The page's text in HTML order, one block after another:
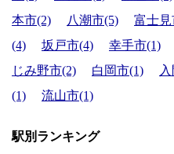
本市(2)
八潮市(5) 富士見
(4)
坂戸市(4) 幸手市(1)
じみ野市(2)
白岡市(1)
(1)
流山市(1)
駅別ランキング